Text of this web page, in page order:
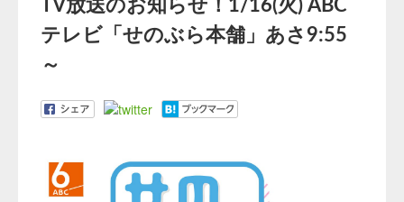
TV放送のお知らせ！1/16(火) ABC
テレビ「せのぶら本舗」あさ9:55
～